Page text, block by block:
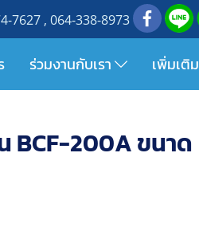
7627 , 064-338-8973
ร่วมงานกับเรา เพิ่มเติม
BCF-200A ขนาด